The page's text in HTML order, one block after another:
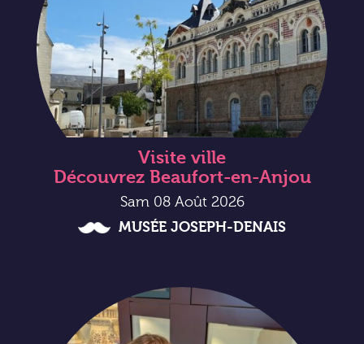
Visite ville
Découvrez Beaufort-en-Anjou
Sam 08 Août 2026
MUSÉE JOSEPH-DENAIS